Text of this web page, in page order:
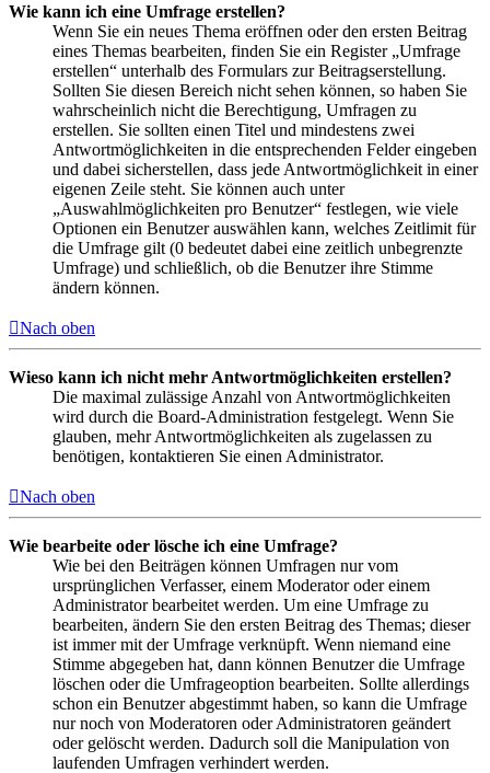
Wie kann ich eine Umfrage erstellen?
Wenn Sie ein neues Thema eröffnen oder den ersten Beitrag
eines Themas bearbeiten, finden Sie ein Register „Umfrage
erstellen“ unterhalb des Formulars zur Beitragserstellung.
Sollten Sie diesen Bereich nicht sehen können, so haben Sie
wahrscheinlich nicht die Berechtigung, Umfragen zu
erstellen. Sie sollten einen Titel und mindestens zwei
Antwortmöglichkeiten in die entsprechenden Felder eingeben
und dabei sicherstellen, dass jede Antwortmöglichkeit in einer
eigenen Zeile steht. Sie können auch unter
„Auswahlmöglichkeiten pro Benutzer“ festlegen, wie viele
Optionen ein Benutzer auswählen kann, welches Zeitlimit für
die Umfrage gilt (0 bedeutet dabei eine zeitlich unbegrenzte
Umfrage) und schließlich, ob die Benutzer ihre Stimme
ändern können.
Nach oben
Wieso kann ich nicht mehr Antwortmöglichkeiten erstellen?
Die maximal zulässige Anzahl von Antwortmöglichkeiten
wird durch die Board-Administration festgelegt. Wenn Sie
glauben, mehr Antwortmöglichkeiten als zugelassen zu
benötigen, kontaktieren Sie einen Administrator.
Nach oben
Wie bearbeite oder lösche ich eine Umfrage?
Wie bei den Beiträgen können Umfragen nur vom
ursprünglichen Verfasser, einem Moderator oder einem
Administrator bearbeitet werden. Um eine Umfrage zu
bearbeiten, ändern Sie den ersten Beitrag des Themas; dieser
ist immer mit der Umfrage verknüpft. Wenn niemand eine
Stimme abgegeben hat, dann können Benutzer die Umfrage
löschen oder die Umfrageoption bearbeiten. Sollte allerdings
schon ein Benutzer abgestimmt haben, so kann die Umfrage
nur noch von Moderatoren oder Administratoren geändert
oder gelöscht werden. Dadurch soll die Manipulation von
laufenden Umfragen verhindert werden.